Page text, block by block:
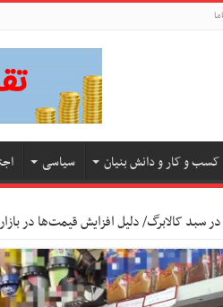
کسب و کار و دانش بنیان سیاسی
در سبد کالابرگ/ دلیل افزایش قیمت‌ها در